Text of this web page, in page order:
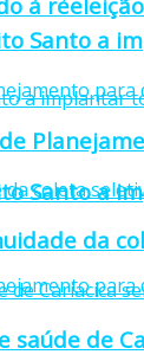
Santo a
Santo a
da
de